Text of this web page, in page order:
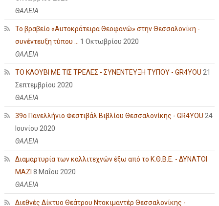
ΘΑΛΕΙΑ
Το βραβείο «Αυτοκράτειρα Θεοφανώ» στην Θεσσαλονίκη -
συνέντευξη τύπου ...
1 Οκτωβρίου 2020
ΘΑΛΕΙΑ
ΤΟ ΚΛΟΥΒΙ ΜΕ ΤΙΣ ΤΡΕΛΕΣ - ΣΥΝΕΝΤΕΥΞΗ ΤΥΠΟΥ - GR4YOU 21
Σεπτεμβρίου 2020
ΘΑΛΕΙΑ
39ο Πανελλήνιο Φεστιβάλ Βιβλίου Θεσσαλονίκης - GR4YOU 24
Ιουνίου 2020
ΘΑΛΕΙΑ
Διαμαρτυρία των καλλιτεχνών έξω από το Κ.Θ.Β.Ε. - ΔΥΝΑΤΟΙ
ΜΑΖΙ 8 Μαΐου 2020
ΘΑΛΕΙΑ
Διεθνές Δίκτυο Θεάτρου Ντοκιμαντέρ Θεσσαλονίκης -